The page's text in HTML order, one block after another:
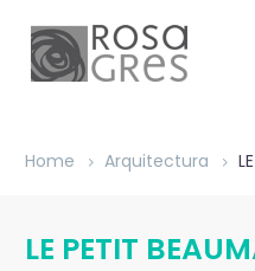
Home Arquitectura
LE PETIT